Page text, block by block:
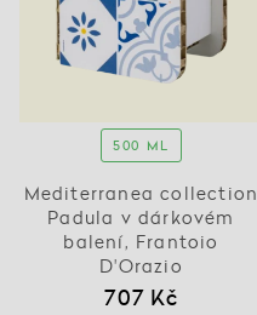
500 ML
Mediterranea collection
Padula v dárkovém
balení, Frantoio
D'Orazio
707 Kč